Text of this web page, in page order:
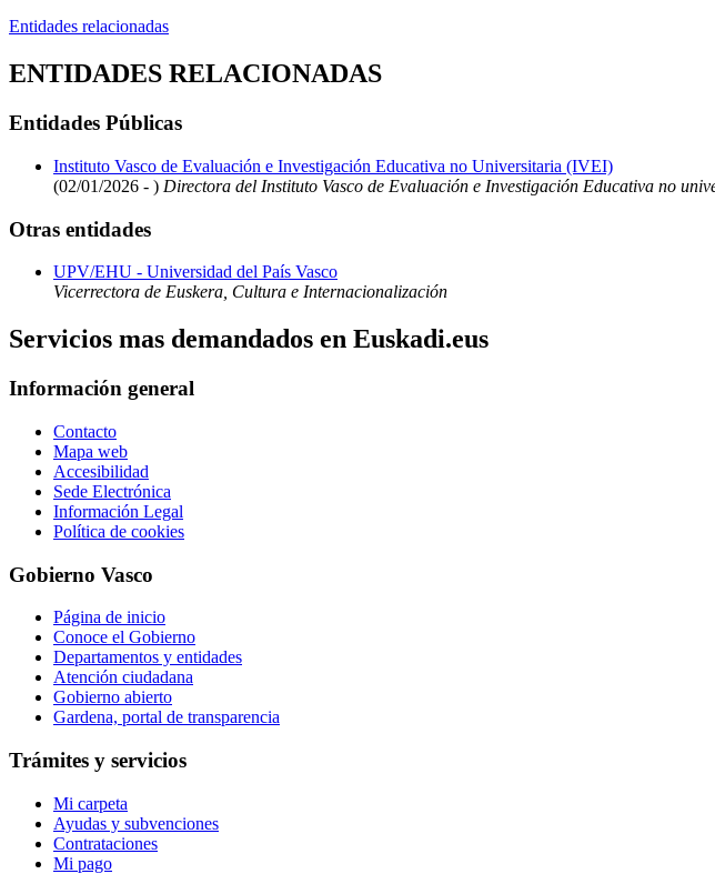
Entidades relacionadas
ENTIDADES RELACIONADAS
Entidades Públicas
Instituto Vasco de Evaluación e Investigación Educativa no Universitaria (IVEI)
(02/01/2026 - ) Directora del Instituto Vasco de Evaluación e Investigación Educativa no
Otras entidades
UPV/EHU - Universidad del País Vasco
Vicerrectora de Euskera, Cultura e Internacionalización
Servicios mas demandados en Euskadi.eus
Información general
Contacto
Mapa web
Accesibilidad
Sede Electrónica
Información Legal
Política de cookies
Gobierno Vasco
Página de inicio
Conoce el Gobierno
Departamentos y entidades
Atención ciudadana
Gobierno abierto
Gardena, portal de transparencia
Trámites y servicios
Mi carpeta
Ayudas y subvenciones
Contrataciones
Mi pago